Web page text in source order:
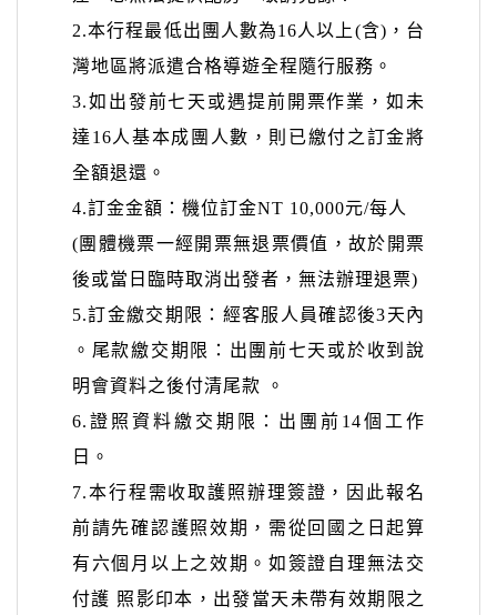
2.本行程最低出團人數為16人以上 (含) ，台
灣地區將派遣合格導遊全程隨行服務。
3.如出發前七天或遇提前開票作業，如未
達 16人基本成團人數，則已繳付之訂金將
全額退還。
4.訂金金額：機位訂金NT 10,000元/每人
( 團體機票一經開票無退票價值，故於開票
後或當日臨時取消出發者，無法辦理退票)
5.訂金繳交期限：經客服人員確認後3天內
。 尾款繳交期限：出團前七天或於收到說
明會資料之後付清尾款
。
6. 證照資料繳交期限：出團前 14個工作
日。
7.本行程需收取護照辦理簽證，因此報名
前請先確認護照效期，需從回國之日起算
有六個月以上之效期。如簽證自理無法交
付護 照影印本，出發當天未帶有效期限之